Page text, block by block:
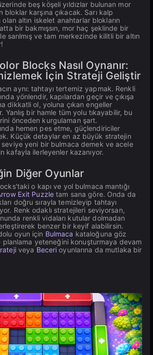
beş köşeli yıldızlar bulunan mor
karşına çıkacak. Sarı kalp
olan altın iskelet anahtarlar blokların
bir bakmışsın, mor haç şeklinde bir
sarılmış ve tam merkezinde kilitli bir altın
Blocks Nasıl Oynanır:
İçin Strateji Geliştir
aynı: tahtayı tertemiz yapmak. Renkli
yönlendir, kapılardan geçir ve çıkışa
dikkatli ol, yoluna çıkan engeller
Yanlış bir hamle tüm yolu tıkayabilir, bu
önceden kurgulaman şart.
hemen pes etme, güçlendiriciler
Küçük detaylar en az büyük stratejin
yeni bir bulmaca demek ve acele
kafayla ilerleyenler kazanıyor.
Diğer Oyunlar
o kapı ve yol bulmaca mantığı
Exit Puzzle tam sana göre. Onda da
doğru sırayla temizleyip tahtayı
Renk odaklı stratejileri seviyorsan,
renkli vidaları kutular dolmadan
benzer bir keyif alabilirsin.
oyun için Bulmaca kataloğuna göz
yeteneğini konuşturmaya devam
veya Beceri oyunlarına da mutlaka bir